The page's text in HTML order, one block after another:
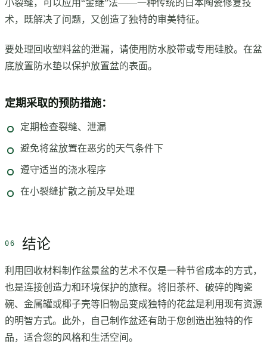
小裂缝，可以应用“金继”法——一种传统的日本陶瓷修复技
术，既解决了问题，又创造了独特的审美特征。
要处理回收塑料盆的泄漏，请使用防水胶带或专用硅胶。在盆
底放置防水垫以保护放置盆的表面。
定期采取的预防措施：
定期检查裂缝、泄漏
避免将盆放置在恶劣的天气条件下
遵守适当的浇水程序
在小裂缝扩散之前及早处理
结论
利用回收材料制作盆景盆的艺术不仅是一种节省成本的方式，
也是连接创造力和环境保护的旅程。将旧茶杯、破碎的陶瓷
碗、金属罐或椰子壳等旧物品变成独特的花盆是利用现有资源
的明智方式。此外，自己制作盆还有助于您创造出独特的作
品，适合您的风格和生活空间。